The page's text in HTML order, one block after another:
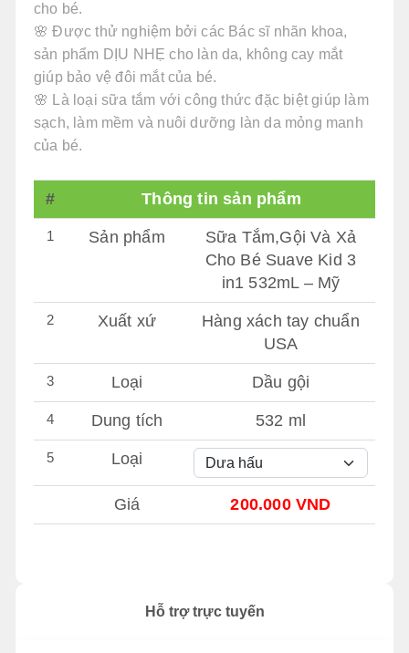
Hỗ trợ trực tuyến
cho bé.
🌸 Được thử nghiệm bởi các Bác sĩ nhãn khoa,
sản phẩm DỊU NHẸ cho làn da, không cay mắt
giúp bảo vệ đôi mắt của bé.
🌸 Là loại sữa tắm với công thức đặc biệt giúp làm
sạch, làm mềm và nuôi dưỡng làn da mỏng manh
của bé.
# Thông tin sản phẩm
1 Sản phẩm
Sữa Tắm,Gội Và Xả
Cho Bé Suave Kid 3
in1 532mL – Mỹ
2 Xuất xứ
Hàng xách tay chuẩn
USA
3 Loại Dầu gội
4 Dung tích 532 ml
5 Loại
Giá 200.000 VND